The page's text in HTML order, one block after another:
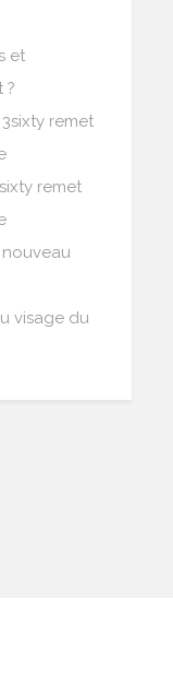
et
?
remet
remet
nouveau
visage du